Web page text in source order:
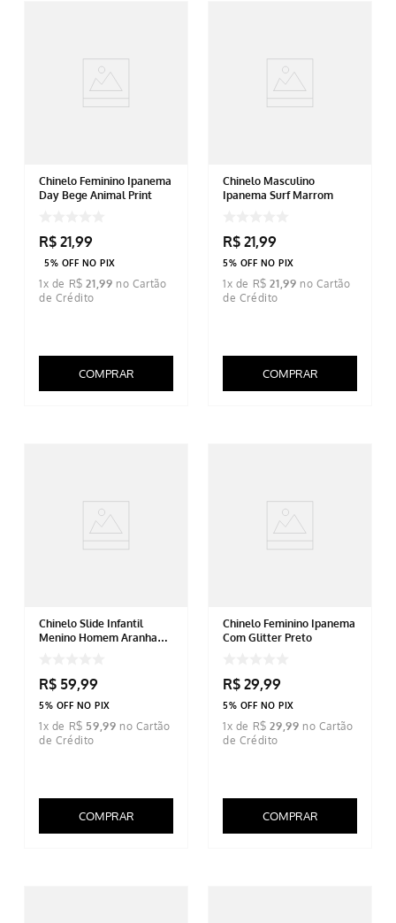
Chinelo Feminino Ipanema
Day Bege Animal Print
R$ 21,99
5% OFF NO PIX
1x de R$ 21,99
COMPRAR
Chinelo Masculino
Ipanema Surf Marrom
R$ 21,99
5% OFF NO PIX
1x de R$ 21,99
COMPRAR
Chinelo Slide Infantil
Menino Homem Aranha
R$ 59,99
5% OFF NO PIX
1x de R$ 59,99
COMPRAR
Chinelo Feminino Ipanema
Com Glitter Preto
R$ 29,99
5% OFF NO PIX
1x de R$ 29,99
COMPRAR